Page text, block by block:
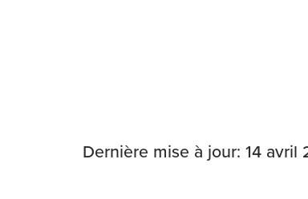
Dernière mise à jour: 14 avril